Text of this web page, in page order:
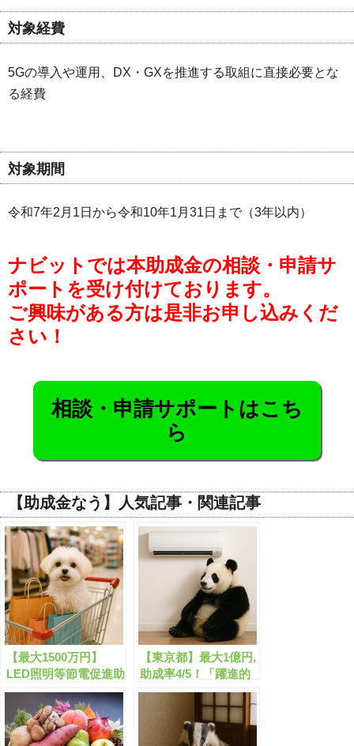
対象経費
5Gの導入や運用、DX・GXを推進する取組に直接必要とな
る経費
対象期間
令和7年2月1日から令和10年1月31日まで（3年以内）
ナビットでは本助成金の相談・申請サ
ポートを受け付けております。
ご興味がある方は是非お申し込みくだ
さい！
相談・申請サポートはこち
ら
【助成金なう】人気記事・関連記事
【最大1500万円】
LED照明等節電促進助
成金の申請サポートは
こちら！
【東京都】最大1億円,
助成率4/5！「躍進的
な事業推進のための設
備投資支援事業」が公
募開始します！【申請
サポート可】